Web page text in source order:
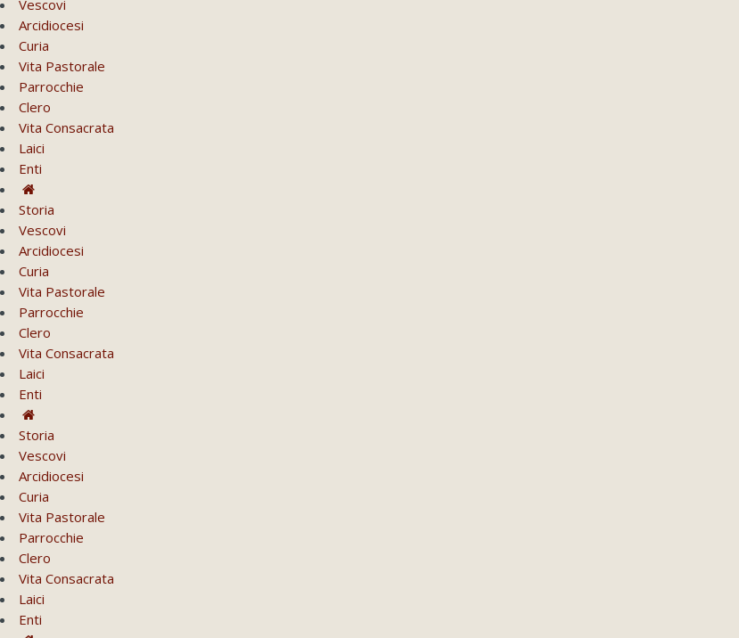
Vescovi
Arcidiocesi
Curia
Vita Pastorale
Parrocchie
Clero
Vita Consacrata
Laici
Enti
Storia
Vescovi
Arcidiocesi
Curia
Vita Pastorale
Parrocchie
Clero
Vita Consacrata
Laici
Enti
Storia
Vescovi
Arcidiocesi
Curia
Vita Pastorale
Parrocchie
Clero
Vita Consacrata
Laici
Enti